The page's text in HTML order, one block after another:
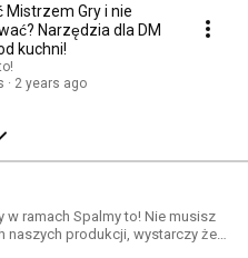
Mistrzem Gry i nie
Narzędzia dla DM
kuchni!
2 years ago
ramach Spalmy to! Nie musisz
naszych produkcji, wystarczy że